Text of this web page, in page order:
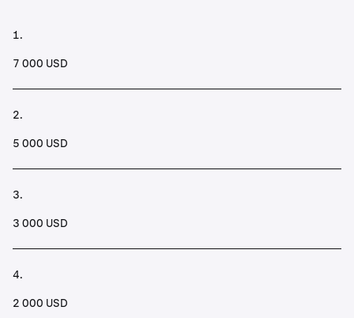
1.
7 000 USD
2.
5 000 USD
3.
3 000 USD
4.
2 000 USD